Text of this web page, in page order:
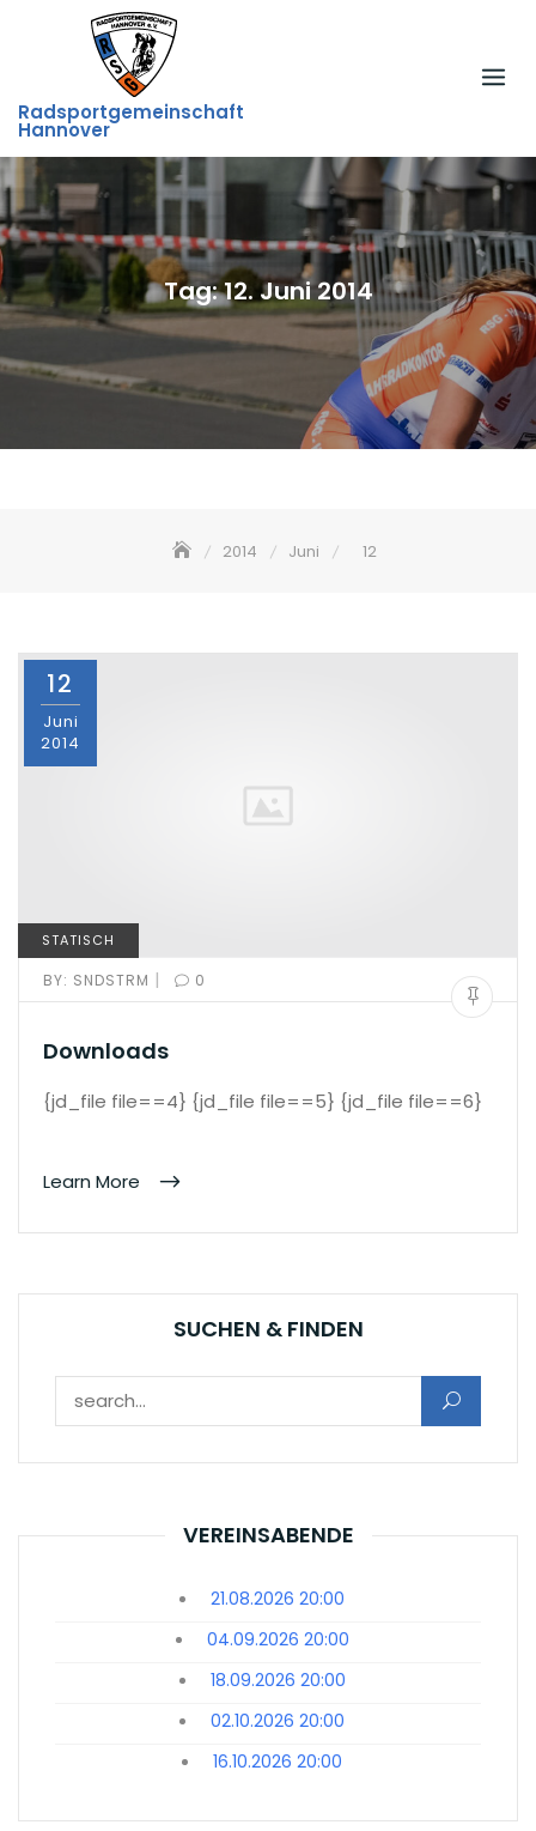
Radsportgemeinschaft
Hannover
Tag:12. Juni 2014
2014 Juni 12
12
Juni
2014
STATISCH
BY: SNDSTRM | 0
Downloads
{jd_file file==4} {jd_file file==5} {jd_file file==6}
Learn More
SUCHEN & FINDEN
VEREINSABENDE
21.08.2026 20:00
04.09.2026 20:00
18.09.2026 20:00
02.10.2026 20:00
16.10.2026 20:00